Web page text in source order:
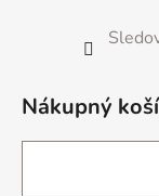
Nákupný